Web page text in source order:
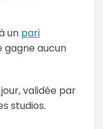
un pari
gagne aucun
validée par
studios.